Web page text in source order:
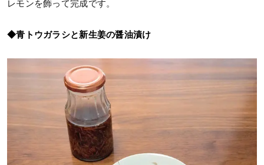
レモンを飾って完成です。
◆青トウガラシと新生姜の醤油漬け